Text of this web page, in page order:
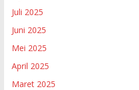
Juli 2025
Juni 2025
Mei 2025
April 2025
Maret 2025